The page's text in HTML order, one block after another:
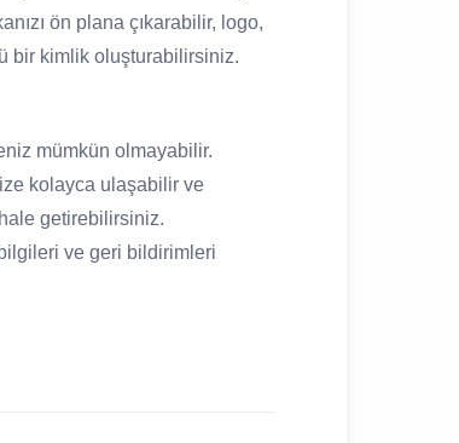
ön plana çıkarabilir, logo,
bir kimlik oluşturabilirsiniz.
mümkün olmayabilir.
kolayca ulaşabilir ve
getirebilirsiniz.
ve geri bildirimleri